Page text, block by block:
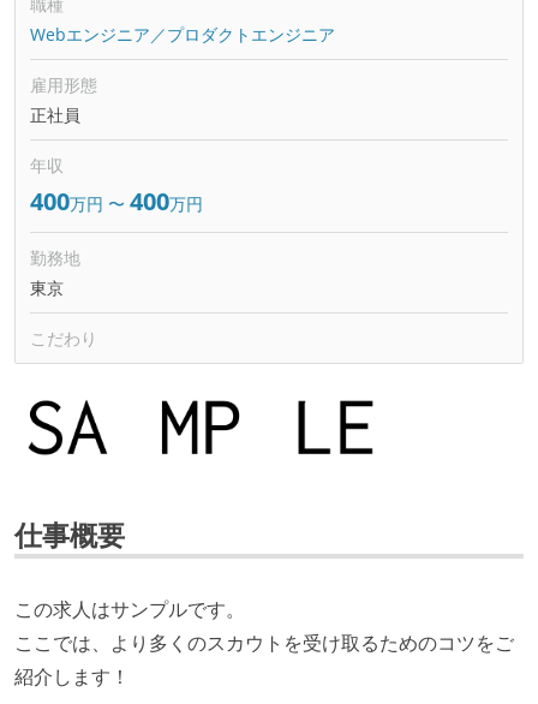
Webエンジニア／プロダクトエンジニア
雇用形態
正社員
年収
400万円 〜 400万円
勤務地
東京
こだわり
仕事概要
この求人はサンプルです。
ここでは、より多くのスカウトを受け取るためのコツをご
紹介します！